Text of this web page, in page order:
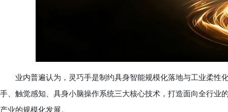
业内普遍认为，灵巧手是制约具身智能规模化落地与工业柔性
手、触觉感知、具身小脑操作系统三大核心技术，打造面向全行业
产业的规模化发展。